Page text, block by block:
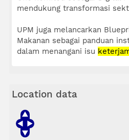
mendukung transformasi
UPM juga melancarkan
Makanan sebagai panduan
dalam menangani isu
Location data